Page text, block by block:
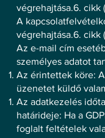
végrehajtása.6. cikk
A
végrehajtása.6. cikk
Az e-mail cím
személyes adatot
Az érintettek köre:
üzenetet küldő
Az adatkezelés
határideje: Ha a
foglalt feltételek